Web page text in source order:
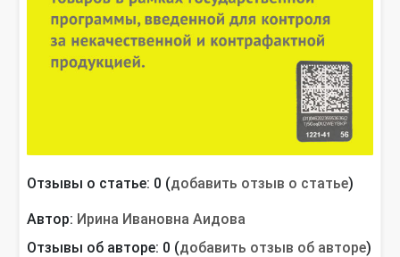
Отзывы о статье: 0 (добавить отзыв о статье)
Автор: Ирина Ивановна Аидова
Отзывы об авторе: 0 (добавить отзыв об авторе)